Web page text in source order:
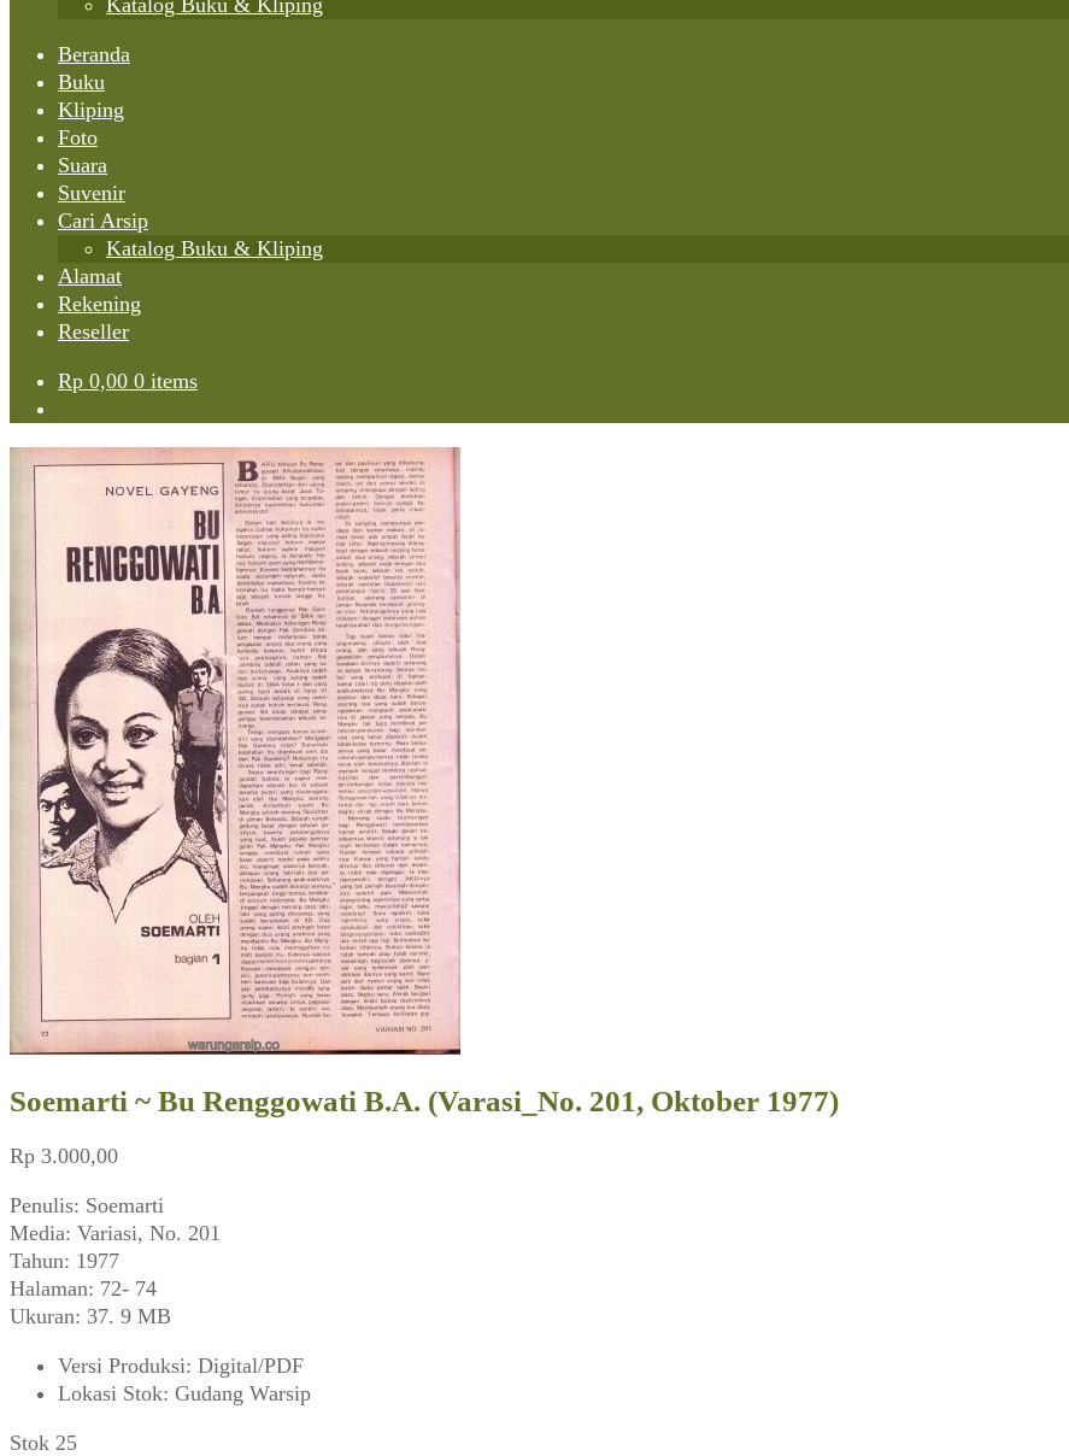
Katalog Buku & Kliping
Beranda
Buku
Kliping
Foto
Suara
Suvenir
Cari Arsip
Katalog Buku & Kliping
Alamat
Rekening
Reseller
Rp 0,00 0 items
Soemarti ~ Bu Renggowati B.A. (Varasi_No. 201, Oktober 1977)
Rp 3.000,00
Penulis: Soemarti
Media: Variasi, No. 201
Tahun: 1977
Halaman: 72- 74
Ukuran: 37. 9 MB
Versi Produksi: Digital/PDF
Lokasi Stok: Gudang Warsip
Stok 25